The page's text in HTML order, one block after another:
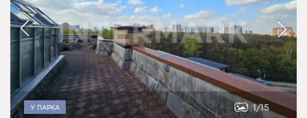
У ПАРКА 1 15